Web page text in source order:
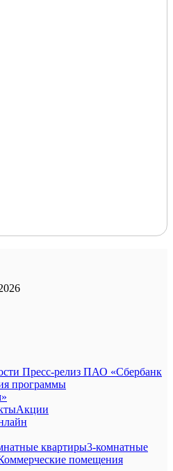
Пресс-релиз ПАО «Сбербанк
программы
Акции
квартиры3-комнатные
помещения